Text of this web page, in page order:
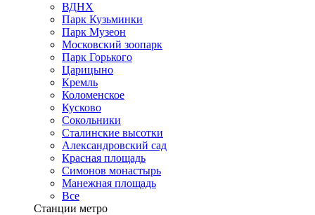
ВДНХ
Парк Кузьминки
Парк Музеон
Московский зоопарк
Парк Горького
Царицыно
Кремль
Коломенское
Кусково
Сокольники
Сталинские высотки
Александровский сад
Красная площадь
Симонов монастырь
Манежная площадь
Все
Станции метро